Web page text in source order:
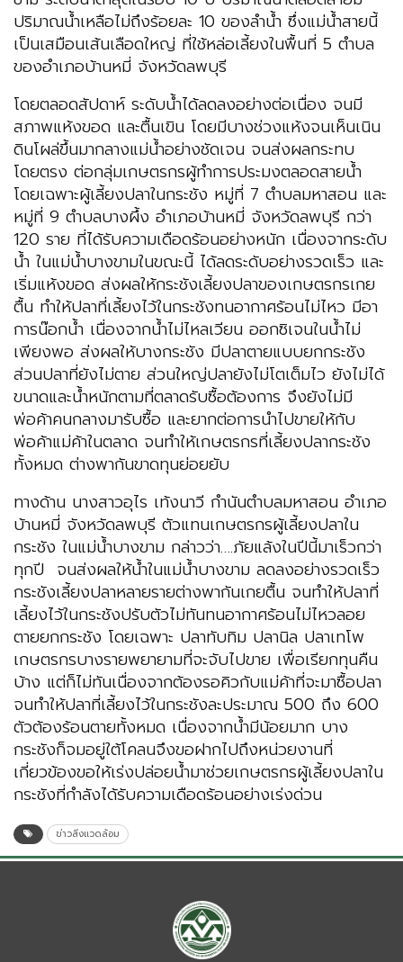
ปริมาณน้ำเหลือไม่ถึงร้อยละ 10 ของลำน้ำ ซึ่งแม่น้ำสายนี้
เป็นเสมือนเส้นเลือดใหญ่ ที่ใช้หล่อเลี้ยงในพื้นที่ 5 ตำบล
ของอำเภอบ้านหมี่ จังหวัดลพบุรี
โดยตลอดสัปดาห์ ระดับน้ำได้ลดลงอย่างต่อเนื่อง จนมี
สภาพแห้งขอด และตื้นเขิน โดยมีบางช่วงแห้งจนเห็นเนิน
ดินโผล่ขึ้นมากลางแม่น้ำอย่างชัดเจน จนส่งผลกระทบ
โดยตรง ต่อกลุ่มเกษตรกรผู้ทำการประมงตลอดสายน้ำ
โดยเฉพาะผู้เลี้ยงปลาในกระชัง หมู่ที่ 7 ตำบลมหาสอน และ
หมู่ที่ 9 ตำบลบางผึ้ง อำเภอบ้านหมี่ จังหวัดลพบุรี กว่า
120 ราย ที่ได้รับความเดือดร้อนอย่างหนัก เนื่องจากระดับ
น้ำ ในแม่น้ำบางขามในขณะนี้ ได้ลดระดับอย่างรวดเร็ว และ
เริ่มแห้งขอด ส่งผลให้กระชังเลี้ยงปลาของเกษตรกรเกย
ตื้น ทำให้ปลาที่เลี้ยงไว้ในกระชังทนอากาศร้อนไม่ไหว มีอา
การน๊อกน้ำ เนื่องจากน้ำไม่ไหลเวียน ออกซิเจนในน้ำไม่
เพียงพอ ส่งผลให้บางกระชัง มีปลาตายแบบยกกระชัง
ส่วนปลาที่ยังไม่ตาย ส่วนใหญ่ปลายังไม่โตเต็มไว ยังไม่ได้
ขนาดและน้ำหนักตามที่ตลาดรับซื้อต้องการ จึงยังไม่มี
พ่อค้าคนกลางมารับซื้อ และยากต่อการนำไปขายให้กับ
พ่อค้าแม่ค้าในตลาด จนทำให้เกษตรกรที่เลี้ยงปลากระชัง
ทั้งหมด ต่างพากันขาดทุนย่อยยับ
ทางด้าน นางสาวอุไร เท้งนาวี กำนันตำบลมหาสอน อำเภอ
บ้านหมี่ จังหวัดลพบุรี ตัวแทนเกษตรกรผู้เลี้ยงปลาใน
กระชัง ในแม่น้ำบางขาม กล่าวว่า….ภัยแล้งในปีนี้มาเร็วกว่า
ทุกปี จนส่งผลให้น้ำในแม่น้ำบางขาม ลดลงอย่างรวดเร็ว
กระชังเลี้ยงปลาหลายรายต่างพากันเกยตื้น จนทำให้ปลาที่
เลี้ยงไว้ในกระชังปรับตัวไม่ทันทนอากาศร้อนไม่ไหวลอย
ตายยกกระชัง โดยเฉพาะ ปลาทับทิม ปลานิล ปลาเทโพ
เกษตรกรบางรายพยายามที่จะจับไปขาย เพื่อเรียกทุนคืน
บ้าง แต่ก็ไม่ทันเนื่องจากต้องรอคิวกับแม่ค้าที่จะมาซื้อปลา
จนทำให้ปลาที่เลี้ยงไว้ในกระชังละประมาณ 500 ถึง 600
ตัวต้องร้อนตายทั้งหมด เนื่องจากน้ำมีน้อยมาก บาง
กระชังก็จมอยู่ใต้โคลนจึงขอฝากไปถึงหน่วยงานที่
เกี่ยวข้องขอให้เร่งปล่อยน้ำมาช่วยเกษตรกรผู้เลี้ยงปลาใน
กระชังที่กำลังได้รับความเดือดร้อนอย่างเร่งด่วน
ข่าวสิ่งแวดล้อม